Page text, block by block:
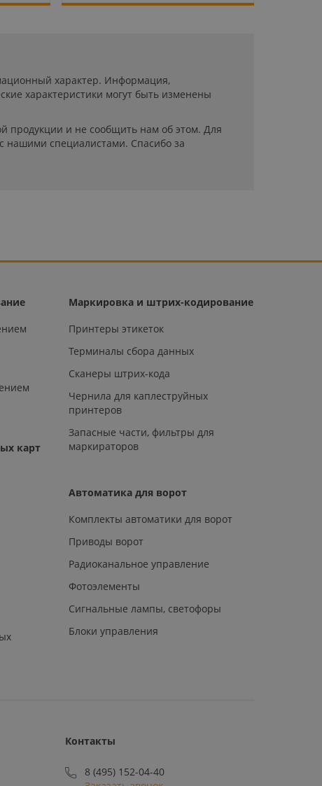
характер. Информация,
характеристики могут быть изменены
продукции и не сообщить нам об этом. Для
нашими специалистами. Спасибо за
карт
Маркировка и штрих-кодирование
Принтеры этикеток
Терминалы сбора данных
Сканеры штрих-кода
Чернила для каплеструйных
принтеров
Запасные части, фильтры для
маркираторов
Автоматика для ворот
Комплекты автоматики для ворот
Приводы ворот
Радиоканальное управление
Фотоэлементы
Сигнальные лампы, светофоры
Блоки управления
Контакты
8 (495) 152-04-40